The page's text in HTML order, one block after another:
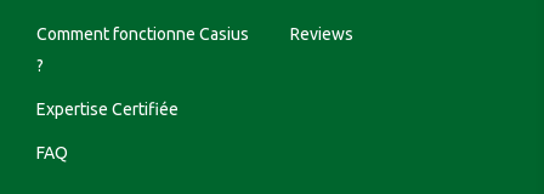
Comment fonctionne Casius
?
Expertise Certifiée
FAQ
Reviews